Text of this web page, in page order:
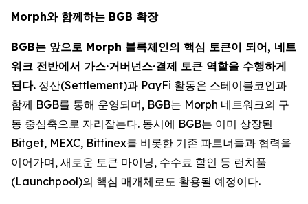
Morph와 함께하는 BGB 확장
BGB는 앞으로 Morph 블록체인의 핵심 토큰이 되어, 네트
워크 전반에서 가스·거버넌스·결제 토큰 역할을 수행하게
된다. 정산(Settlement)과 PayFi 활동은 스테이블코인과
함께 BGB를 통해 운영되며, BGB는 Morph 네트워크의 구
동 중심축으로 자리잡는다. 동시에 BGB는 이미 상장된
Bitget, MEXC, Bitfinex를 비롯한 기존 파트너들과 협력을
이어가며, 새로운 토큰 마이닝, 수수료 할인 등 런치풀
(Launchpool)의 핵심 매개체로도 활용될 예정이다.